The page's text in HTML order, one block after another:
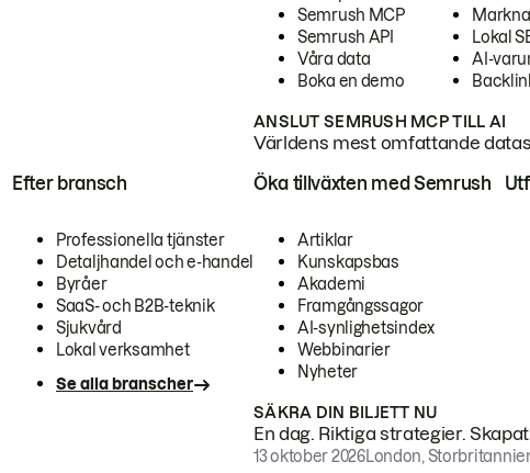
Semrush MCP
Semrush API
Våra data
Boka en demo
Lokal
AI-
ANSLUT SEMRUSH MCP TILL AI
Världens mest omfattande
Efter bransch
Professionella tjänster
Detaljhandel och e-handel
Byråer
SaaS- och B2B-teknik
Sjukvård
Lokal verksamhet
Se alla branscher
Öka tillväxten med Semrush
Artiklar
Kunskapsbas
Akademi
Framgångssagor
AI-synlighetsindex
Webbinarier
Nyheter
SÄKRA DIN BILJETT NU
En dag. Riktiga strategier.
13 oktober 2026London,